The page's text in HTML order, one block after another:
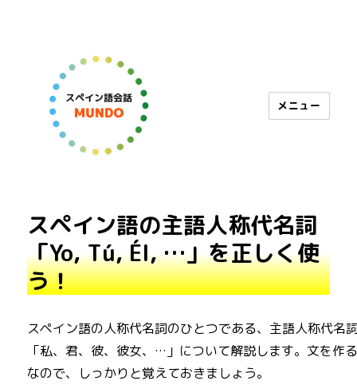
メニュー
スペイン語の主語人称代名詞
「Yo, Tú, Él, …」を正しく使
う！
スペイン語の人称代名詞のひとつである、主語人称代名
「私、君、彼、彼女、…」について解説します。文を作
なので、しっかりと覚えておきましょう。